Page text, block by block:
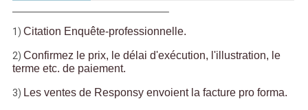
1) Citation Enquête-professionnelle.
2) Confirmez le prix, le délai d'exécution, l'illustration, le
terme etc. de paiement.
3) Les ventes de Responsy envoient la facture pro forma.